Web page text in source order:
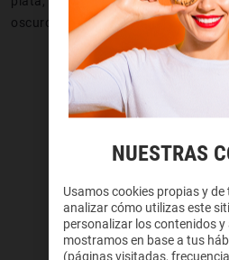
oscuro.
NUESTRAS
Usamos cookies propias y de
analizar cómo utilizas este
personalizar los contenidos
mostramos en base a tus